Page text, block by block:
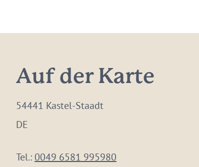
Auf der Karte
54441 Kastel-Staadt
DE
Tel.: 0049 6581 995980